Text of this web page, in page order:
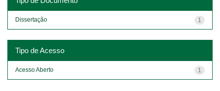
1
Dissertação
Tipo de Acesso
1
Acesso Aberto